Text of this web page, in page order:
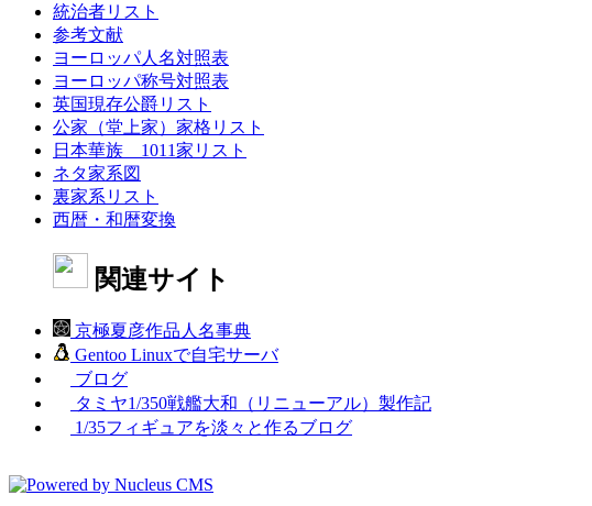
統治者リスト
参考文献
ヨーロッパ人名対照表
ヨーロッパ称号対照表
英国現存公爵リスト
公家（堂上家）家格リスト
日本華族 1011家リスト
ネタ家系図
裏家系リスト
西暦・和暦変換
関連サイト
京極夏彦作品人名事典
Gentoo Linuxで自宅サーバ
ブログ
タミヤ1/350戦艦大和（リニューアル）製作記
1/35フィギュアを淡々と作るブログ